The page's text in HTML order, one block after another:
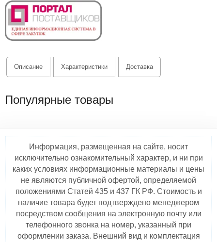
Описание Характеристики Доставка
Популярные товары
Информация, размещенная на сайте, носит
исключительно ознакомительный характер, и ни при
каких условиях информационные материалы и цены
не являются публичной офертой, определяемой
положениями Статей 435 и 437 ГК РФ. Стоимость и
наличие товара будет подтверждено менеджером
посредством сообщения на электронную почту или
телефонного звонка на номер, указанный при
оформлении заказа. Внешний вид и комплектация